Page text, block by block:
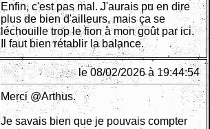
Enfin, c'est pas mal. J'aurais pu en dire
plus de bien d'ailleurs, mais ça se
léchouille trop le fion à mon goût par ici.
Il faut bien rétablir la balance.
le 08/02/2026 à 19:44:54
Merci @Arthus.
Je savais bien que je pouvais compter